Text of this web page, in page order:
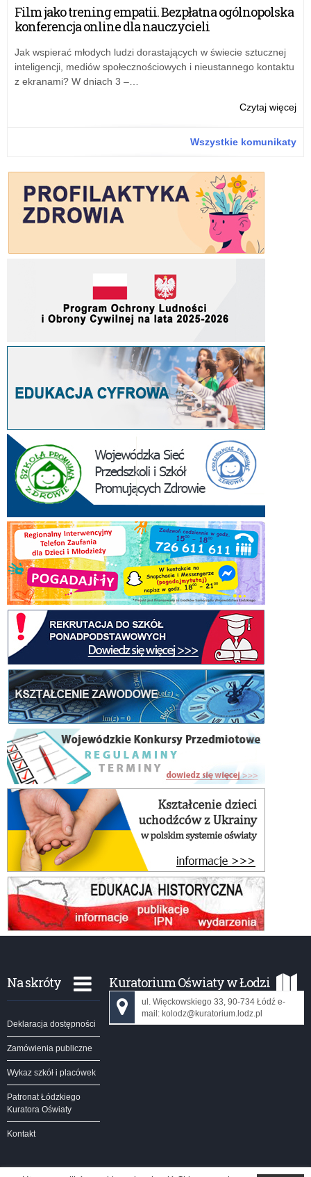
Film jako trening empatii. Bezpłatna ogólnopolska
konferencja online dla nauczycieli
Jak wspierać młodych ludzi dorastających w świecie sztucznej
inteligencji, mediów społecznościowych i nieustannego kontaktu
z ekranami? W dniach 3 –…
Czytaj więcejo:
Wszystkie komunikaty
Na skróty
Deklaracja dostępności
Zamówienia publiczne
Wykaz szkół i placówek
Patronat Łódzkiego
Kuratora Oświaty
Kontakt
Kuratorium Oświaty w Łodzi
ul. Więckowskiego 33, 90-734 Łódź e-
mail: kolodz@kuratorium.lodz.pl